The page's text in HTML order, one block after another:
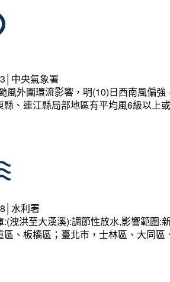
中央氣象署
風外圍環流影響，明(10)日西南風偏
縣、連江縣局部地區有平均風6級以上
水利署
洩洪至大漢溪):調節性放水,影響範圍
區、板橋區；臺北市，士林區、大同